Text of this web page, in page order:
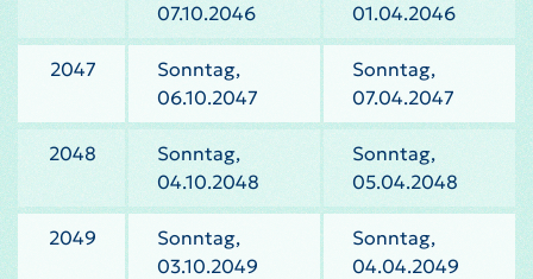
07.10.2046
01.04.2046
2047
Sonntag,
06.10.2047
Sonntag,
07.04.2047
2048
Sonntag,
04.10.2048
Sonntag,
05.04.2048
2049
Sonntag,
03.10.2049
Sonntag,
04.04.2049